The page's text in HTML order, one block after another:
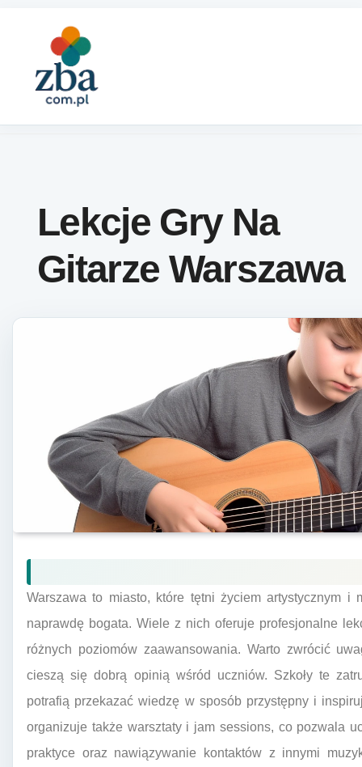
Lekcje Gry Na
Gitarze Warszawa
Warszawa to miasto, które tętni życiem artystycznym i
naprawdę bogata. Wiele z nich oferuje profesjonalne
różnych poziomów zaawansowania. Warto zwrócić
cieszą się dobrą opinią wśród uczniów. Szkoły te
potrafią przekazać wiedzę w sposób przystępny i
organizuje także warsztaty i jam sessions, co pozwala
praktyce oraz nawiązywanie kontaktów z innymi